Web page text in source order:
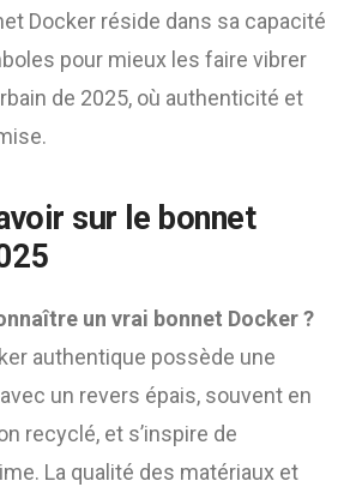
Docker réside dans sa capacité
pour mieux les faire vibrer
de 2025, où authenticité et
sur le bonnet
un vrai bonnet Docker ?
authentique possède une
un revers épais, souvent en
recyclé, et s’inspire de
La qualité des matériaux et